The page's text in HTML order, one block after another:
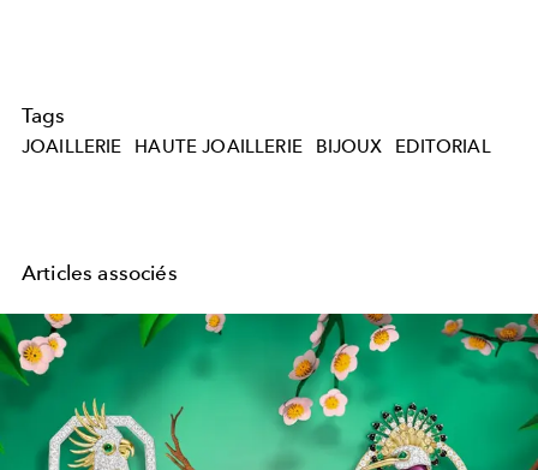
Tags
JOAILLERIE HAUTE JOAILLERIE BIJOUX EDITORIAL
Articles associés